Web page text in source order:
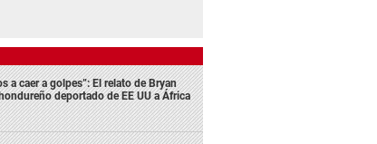
a caer a golpes”: El relato de Bryan
deportado de EE UU a África